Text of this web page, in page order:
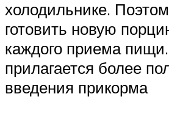
холодильнике.
готовить новую
каждого приема
прилагается более
введения прикорма